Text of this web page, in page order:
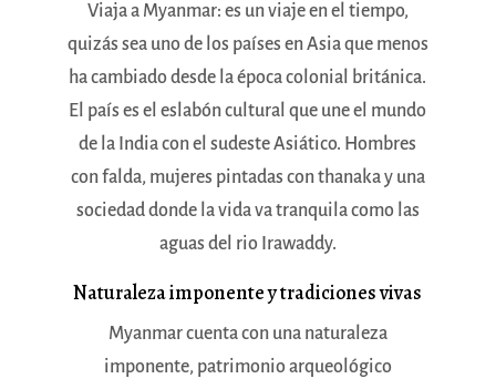
Viaja a Myanmar: es un viaje en el tiempo,
quizás sea uno de los países en Asia que menos
ha cambiado desde la época colonial británica.
El países el eslabón cultural que une el mundo
de la India con el sudeste Asiático. Hombres
con falda, mujeres pintadas con thanaka y una
sociedad donde la vida va tranquila como las
aguas del rio Irawaddy.
Naturaleza imponente y tradiciones vivas
Myanmar cuenta con una naturaleza
imponente, patrimonio arqueológico